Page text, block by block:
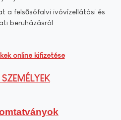
a felsősófalvi ivóvízellátási és
beruházásról
online kifizetése